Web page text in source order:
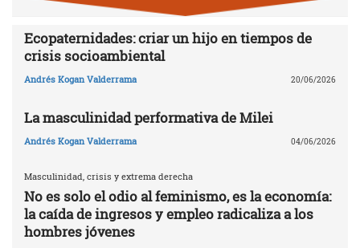
Ecopaternidades: criar un hijo en tiempos de
crisis socioambiental
Andrés Kogan Valderrama 20/06/2026
La masculinidad performativa de Milei
Andrés Kogan Valderrama 04/06/2026
Masculinidad, crisis y extrema derecha
No es solo el odio al feminismo, es la economía:
la caída de ingresos y empleo radicaliza a los
hombres jóvenes